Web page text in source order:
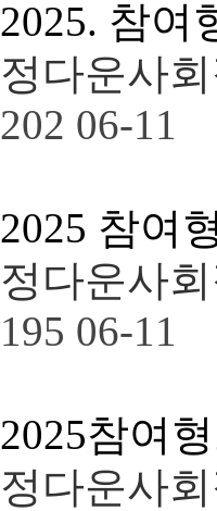
2025. 참여
정다운사
202 06-11
2025 참여
정다운사
195 06-11
2025참여
정다운사